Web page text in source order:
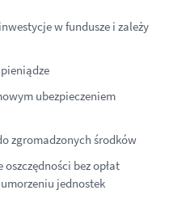
w fundusze i zależy
ubezpieczeniem
zgromadzonych środków
bez opłat
jednostek